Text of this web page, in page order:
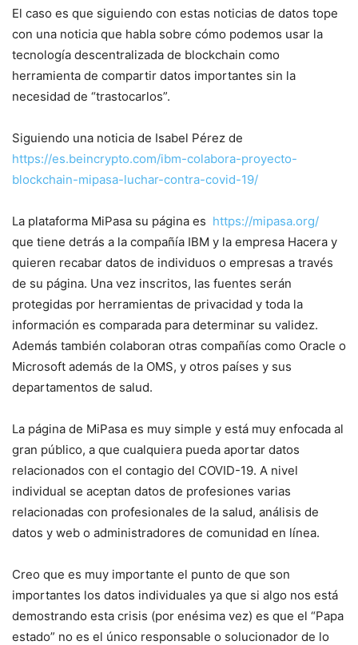
El caso es que siguiendo con estas noticias de datos tope
con una noticia que habla sobre cómo podemos usar la
tecnología descentralizada de blockchain como
herramienta de compartir datos importantes sin la
necesidad de “trastocarlos”.
Siguiendo una noticia de Isabel Pérez de
https://es.beincrypto.com/ibm-colabora-proyecto-
blockchain-mipasa-luchar-contra-covid-19/
La plataforma MiPasa su página es https://mipasa.org/
que tiene detrás a la compañía IBM y la empresa Hacera y
quieren recabar datos de individuos o empresas a través
de su página. Una vez inscritos, las fuentes serán
protegidas por herramientas de privacidad y toda la
información es comparada para determinar su validez.
Además también colaboran otras compañías como Oracle o
Microsoft además de la OMS, y otros países y sus
departamentos de salud.
La página de MiPasa es muy simple y está muy enfocada al
gran público, a que cualquiera pueda aportar datos
relacionados con el contagio del COVID-19. A nivel
individual se aceptan datos de profesiones varias
relacionadas con profesionales de la salud, análisis de
datos y web o administradores de comunidad en línea.
Creo que es muy importante el punto de que son
importantes los datos individuales ya que si algo nos está
demostrando esta crisis (por enésima vez) es que el “Papa
estado” no es el único responsable o solucionador de lo